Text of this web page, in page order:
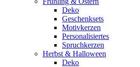
Deko
Geschenksets
Motivkerzen
Personalisiertes
Spruchkerzen
Herbst & Halloween
Deko